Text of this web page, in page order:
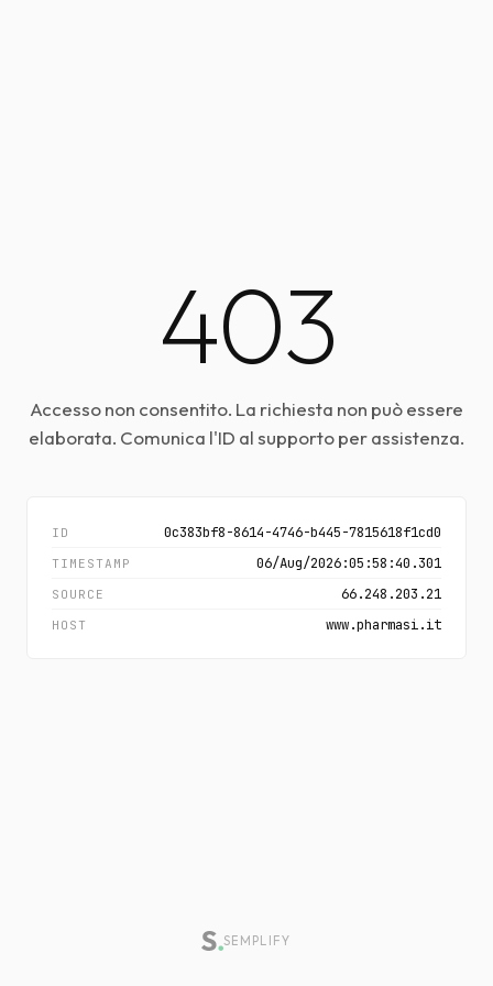
403
Accesso non consentito. La richiesta non può essere
elaborata. Comunica l'ID al supporto per assistenza.
ID 0c383bf8-8614-4746-b445-7815618f1cd0
TIMESTAMP 06/Aug/2026:05:58:40.301
SOURCE 66.248.203.21
HOST www.pharmasi.it
SEMPLIFY